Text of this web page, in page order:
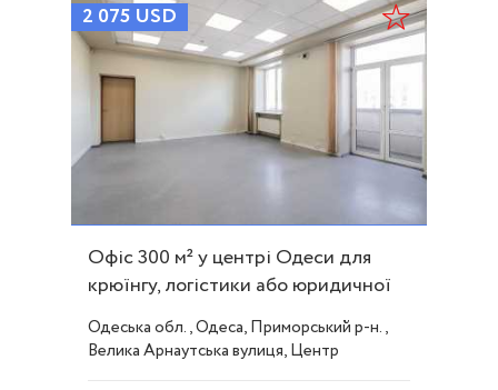
2 075 USD
Офіс 300 м² у центрі Одеси для
крюїнгу, логістики або юридичної
компанії ID 53870
Одеська обл., Одеса, Приморський р-н.,
Велика Арнаутська вулиця, Центр